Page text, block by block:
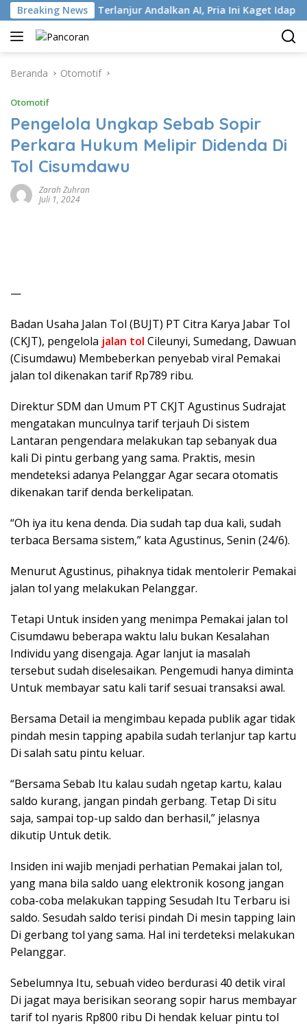
Langsung
ke
konten
Breaking News
ISP Terlanjur Andalkan AI, Pria Ini Kaget Idap Kanker
Beranda Otomotif
Otomotif
Pengelola Ungkap Sebab Sopir
Perkara Hukum Melipir Didenda Di
Tol Cisumdawu
Zarah Zuhran
Juli 1, 2024
—
Badan Usaha Jalan Tol (BUJT) PT Citra Karya Jabar Tol
(CKJT), pengelola jalan tol Cileunyi, Sumedang, Dawuan
(Cisumdawu) Membeberkan penyebab viral Pemakai
jalan tol dikenakan tarif Rp789 ribu.
Direktur SDM dan Umum PT CKJT Agustinus Sudrajat
mengatakan munculnya tarif terjauh Di sistem
Lantaran pengendara melakukan tap sebanyak dua
kali Di pintu gerbang yang sama. Praktis, mesin
mendeteksi adanya Pelanggar Agar secara otomatis
dikenakan tarif denda berkelipatan.
“Oh iya itu kena denda. Dia sudah tap dua kali, sudah
terbaca Bersama sistem,” kata Agustinus, Senin (24/6).
Menurut Agustinus, pihaknya tidak mentolerir Pemakai
jalan tol yang melakukan Pelanggar.
Tetapi Untuk insiden yang menimpa Pemakai jalan tol
Cisumdawu beberapa waktu lalu bukan Kesalahan
Individu yang disengaja. Agar lanjut ia masalah
tersebut sudah diselesaikan. Pengemudi hanya diminta
Untuk membayar satu kali tarif sesuai transaksi awal.
Bersama Detail ia mengimbau kepada publik agar tidak
pindah mesin tapping apabila sudah terlanjur tap kartu
Di salah satu pintu keluar.
“Bersama Sebab Itu kalau sudah ngetap kartu, kalau
saldo kurang, jangan pindah gerbang. Tetap Di situ
saja, sampai top-up saldo dan berhasil,” jelasnya
dikutip Untuk detik.
Insiden ini wajib menjadi perhatian Pemakai jalan tol,
yang mana bila saldo uang elektronik kosong jangan
coba-coba melakukan tapping Sesudah Itu Terbaru isi
saldo. Sesudah saldo terisi pindah Di mesin tapping lain
Di gerbang tol yang sama. Hal ini terdeteksi melakukan
Pelanggar.
Sebelumnya Itu, sebuah video berdurasi 40 detik viral
Di jagat maya berisikan seorang sopir harus membayar
tarif tol nyaris Rp800 ribu Di hendak keluar pintu tol